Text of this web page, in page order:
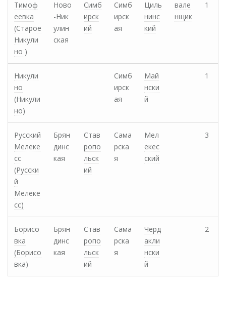
Тимоф
еевка
(Старое
Никули
но )
Ново
-Ник
улин
ская
Симб
ирск
ий
Симб
ирск
ая
Циль
нинс
кий
вале
нщик
1
Никули
но
(Никули
но)
Симб
ирск
ая
Май
нски
й
1
Русский
Мелеке
сс
(Русски
й
Мелеке
сс)
Брян
динс
кая
Став
ропо
льск
ий
Сама
рска
я
Мел
екес
ский
3
Борисо
вка
(Борисо
вка)
Брян
динс
кая
Став
ропо
льск
ий
Сама
рска
я
Черд
акли
нски
й
2